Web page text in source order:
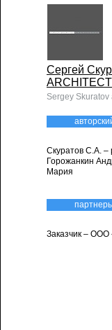
Сергей
Sergey Skuratov
Скуратов С.А. –
Горожанкин
Мария
Заказчик –